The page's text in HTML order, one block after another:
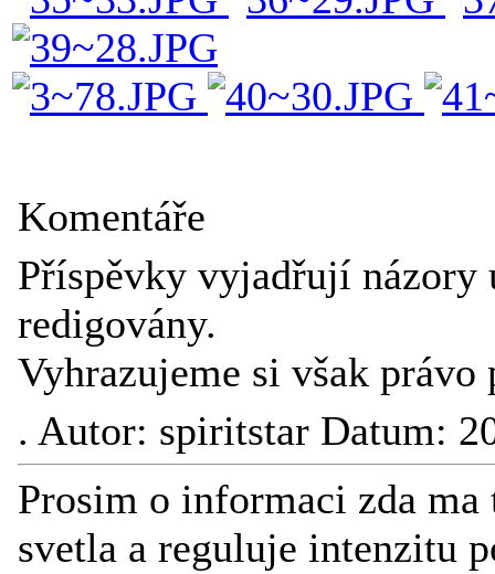
Komentáře
Příspěvky vyjadřují názory
redigovány.
Vyhrazujeme si však
. Autor: spiritstar Datum:
Prosim o informaci zda
svetla a reguluje intenzitu